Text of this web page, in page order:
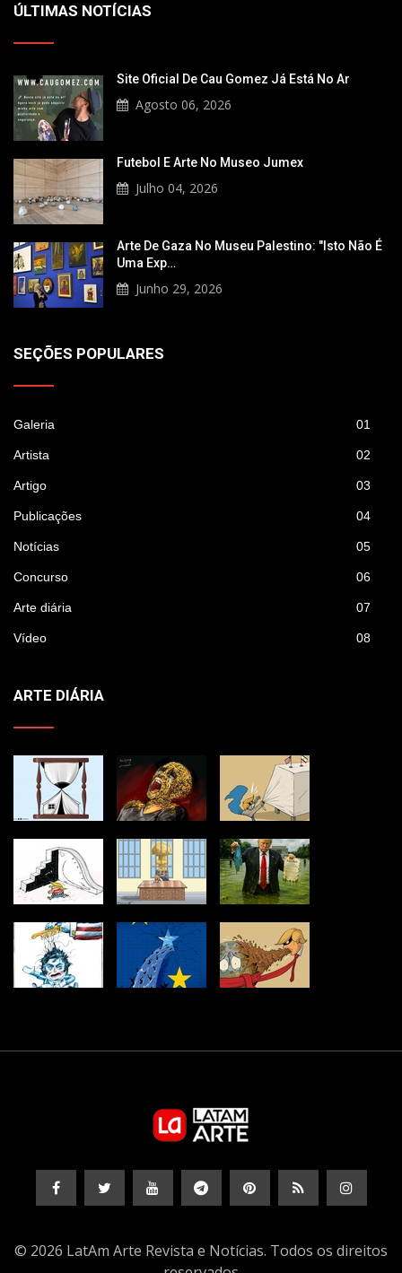
ÚLTIMAS NOTÍCIAS
Site Oficial De Cau Gomez Já Está No Ar
Agosto 06, 2026
Futebol E Arte No Museo Jumex
Julho 04, 2026
Arte De Gaza No Museu Palestino: "Isto Não É
Uma Exp…
Junho 29, 2026
SEÇÕES POPULARES
Galeria 01
Artista 02
Artigo 03
Publicações 04
Notícias 05
Concurso 06
Arte diária 07
Vídeo 08
ARTE DIÁRIA
© 2026 LatAm Arte Revista e Notícias. Todos os direitos